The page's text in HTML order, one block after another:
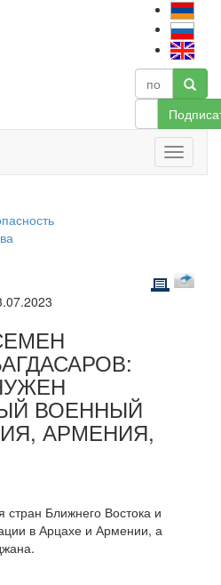
ВОЕННЫЙ
АРМЕНИЯ,
стран Ближнего Востока и
в Арцахе и Армении, а